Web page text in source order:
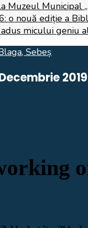
Muzeul Municipal
o nouă ediție a
micului geniu
2019